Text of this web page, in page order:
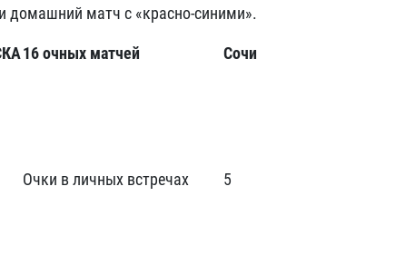
домашний матч с «красно-синими».
16 очных матчей Сочи
Очки в личных встречах 5